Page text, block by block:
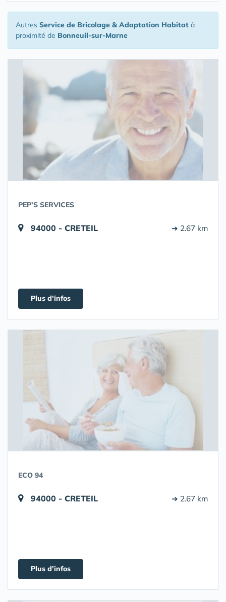
Autres Service de Bricolage & Adaptation Habitat à
proximité de Bonneuil-sur-Marne
PEP'S SERVICES
94000 - CRETEIL ➔ 2.67 km
Plus d'infos
ECO 94
94000 - CRETEIL ➔ 2.67 km
Plus d'infos